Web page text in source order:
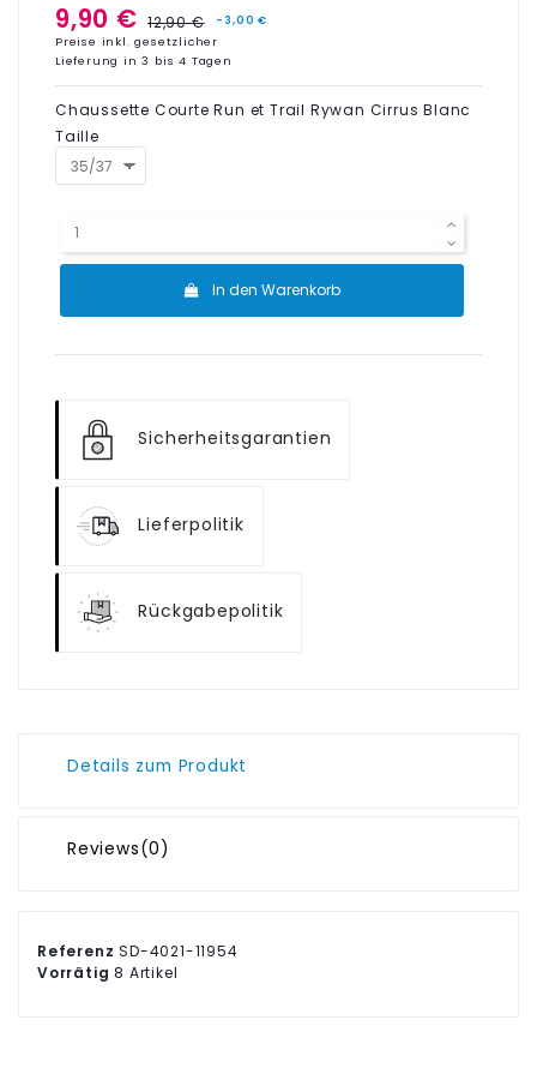
9,90 € 12,90 € -3,00 €
Preise inkl. gesetzlicher
Lieferung in 3 bis 4 Tagen
Chaussette Courte Run et Trail Rywan Cirrus Blanc
Taille
In den Warenkorb
Sicherheitsgarantien
Lieferpolitik
Rückgabepolitik
Details zum Produkt
Reviews(0)
Referenz SD-4021-11954
Vorrätig 8 Artikel